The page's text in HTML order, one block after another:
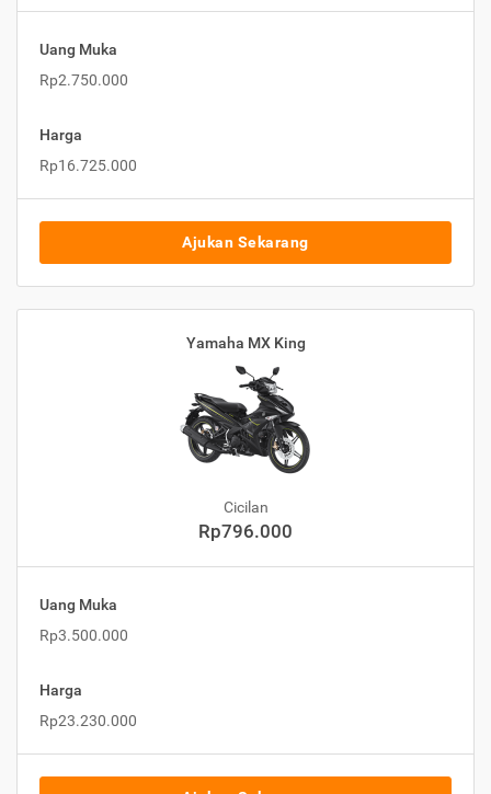
Uang Muka
Rp2.750.000
Harga
Rp16.725.000
Ajukan Sekarang
Yamaha MX King
Cicilan
Rp796.000
Uang Muka
Rp3.500.000
Harga
Rp23.230.000